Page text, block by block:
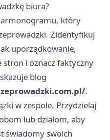
biura?
który
Zidentyfikuj
uporządkowanie,
i oznacz faktyczny
blog
.
w zespole. Przydzielaj
lub działom, aby
świadomy swoich